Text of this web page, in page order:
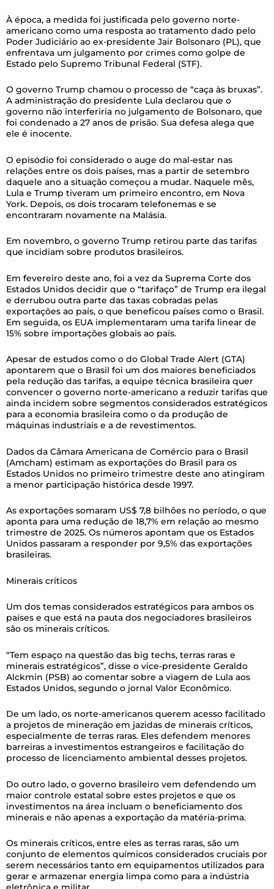
À época, a medida foi justificada pelo governo norte-
americano como uma resposta ao tratamento dado pelo
Poder Judiciário ao ex-presidente Jair Bolsonaro (PL), que
enfrentava um julgamento por crimes como golpe de
Estado pelo Supremo Tribunal Federal (STF).
O governo Trump chamou o processo de “caça às bruxas”.
A administração do presidente Lula declarou que o
governo não interferiria no julgamento de Bolsonaro, que
foi condenado a 27 anos de prisão. Sua defesa alega que
ele é inocente.
O episódio foi considerado o auge do mal-estar nas
relações entre os dois países, mas a partir de setembro
daquele ano a situação começou a mudar. Naquele mês,
Lula e Trump tiveram um primeiro encontro, em Nova
York. Depois, os dois trocaram telefonemas e se
encontraram novamente na Malásia.
Em novembro, o governo Trump retirou parte das tarifas
que incidiam sobre produtos brasileiros.
Em fevereiro deste ano, foi a vez da Suprema Corte dos
Estados Unidos decidir que o “tarifaço” de Trump era ilegal
e derrubou outra parte das taxas cobradas pelas
exportações ao país, o que beneficou países como o Brasil.
Em seguida, os EUA implementaram uma tarifa linear de
15% sobre importações globais ao país.
Apesar de estudos como o do Global Trade Alert (GTA)
apontarem que o Brasil foi um dos maiores beneficiados
pela redução das tarifas, a equipe técnica brasileira quer
convencer o governo norte-americano a reduzir tarifas que
ainda incidem sobre segmentos considerados estratégicos
para a economia brasileira como o da produção de
máquinas industriais e a de revestimentos.
Dados da Câmara Americana de Comércio para o Brasil
(Amcham) estimam as exportações do Brasil para os
Estados Unidos no primeiro trimestre deste ano atingiram
a menor participação histórica desde 1997.
As exportações somaram US$ 7,8 bilhões no período, o que
aponta para uma redução de 18,7% em relação ao mesmo
trimestre de 2025. Os números apontam que os Estados
Unidos passaram a responder por 9,5% das exportações
brasileiras.
Minerais críticos
Um dos temas considerados estratégicos para ambos os
países e que está na pauta dos negociadores brasileiros
são os minerais críticos.
“Tem espaço na questão das big techs, terras raras e
minerais estratégicos”, disse o vice-presidente Geraldo
Alckmin (PSB) ao comentar sobre a viagem de Lula aos
Estados Unidos, segundo o jornal Valor Econômico.
De um lado, os norte-americanos querem acesso facilitado
a projetos de mineração em jazidas de minerais críticos,
especialmente de terras raras. Eles defendem menores
barreiras a investimentos estrangeiros e facilitação do
processo de licenciamento ambiental desses projetos.
Do outro lado, o governo brasileiro vem defendendo um
maior controle estatal sobre estes projetos e que os
investimentos na área incluam o beneficiamento dos
minerais e não apenas a exportação da matéria-prima.
Os minerais críticos, entre eles as terras raras, são um
conjunto de elementos químicos considerados cruciais por
serem necessários tanto em equipamentos utilizados para
gerar e armazenar energia limpa como para a indústria